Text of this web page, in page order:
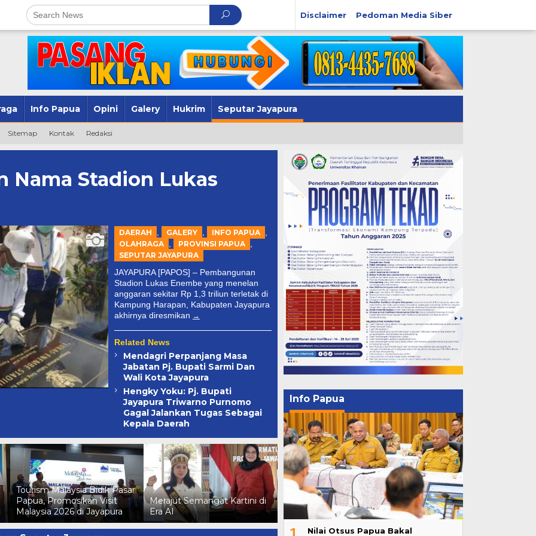
Disclaimer Pedoman Media Siber
Info Papua Opini Galery Hukrim Seputar Jayapura
Sitemap Kontak Redaksi
Nama Stadion Lukas
DAERAH GALERY INFO PAPUA
OLAHRAGA PROVINSI PAPUA
SEPUTAR JAYAPURA
JAYAPURA [PAPOS] – Pembangunan
Stadion Lukas Enembe yang menelan
anggaran sekitar Rp 1,3 triliun terletak di
Kampung Harapan, Kabupaten Jayapura
akhirnya diresmikan
Related News
Mendagri Perpanjang Masa
Jabatan Pj. Bupati Sarmi Dan
Wali Kota Jayapura
Hengky Yoku: Pj. Bupati
Jayapura Triwarno Purnomo
Gagal Jalankan Tugas Sebagai
Kepala Daerah
Tourism Malaysia Bidik Pasar
Papua, Promosikan Visit
Malaysia 2026 di Jayapura
Merajut Semangat Kartini di
Era AI
Nilai Otsus Papua Bakal
Dikembalikan jadi Rp 12,69
Info Papua
Nilai Otsus Papua Bakal